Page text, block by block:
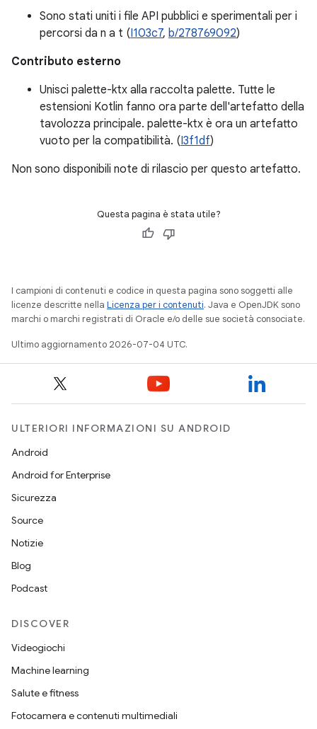
Sono stati uniti i file API pubblici e sperimentali per i
percorsi da n a t (I103c7, b/278769092)
Contributo esterno
Unisci palette-ktx alla raccolta palette. Tutte le
estensioni Kotlin fanno ora parte dell'artefatto della
tavolozza principale. palette-ktx è ora un artefatto
vuoto per la compatibilità. (I3f1df)
Non sono disponibili note di rilascio per questo artefatto.
Questa pagina è stata utile?
I campioni di contenuti e codice in questa pagina sono soggetti alle
licenze descritte nella Licenza per i contenuti. Java e OpenJDK sono
marchi o marchi registrati di Oracle e/o delle sue società consociate.
Ultimo aggiornamento 2026-07-04 UTC.
ULTERIORI INFORMAZIONI SU ANDROID
Android
Android for Enterprise
Sicurezza
Source
Notizie
Blog
Podcast
DISCOVER
Videogiochi
Machine learning
Salute e fitness
Fotocamera e contenuti multimediali